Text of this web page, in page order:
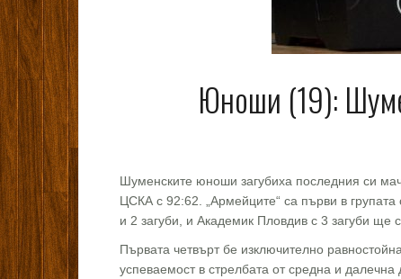
Юноши (19):
Шуменските юноши загубиха последния си
ЦСКА с 92:62. „Армейците“ са първи в
и 2 загуби, и Академик Пловдив с 3 загуби ще
Първата четвърт бе изключително
успеваемост в стрелбата от средна и